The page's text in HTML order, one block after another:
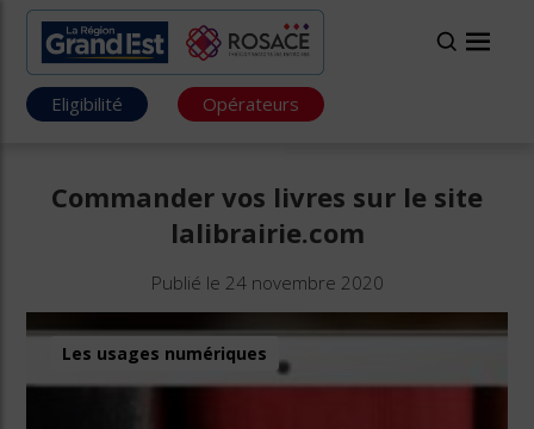
Eligibilité Opérateurs
Commander vos livres sur le site
lalibrairie.com
Publié le 24 novembre 2020
Les usages numériques